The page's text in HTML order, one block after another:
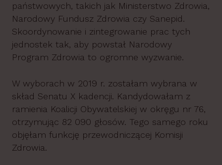
państwowych, takich jak Ministerstwo Zdrowia,
Narodowy Fundusz Zdrowia czy Sanepid.
Skoordynowanie i zintegrowanie prac tych
jednostek tak, aby powstał Narodowy
Program Zdrowia to ogromne wyzwanie.
W wyborach w 2019 r. zostałam wybrana w
skład Senatu X kadencji. Kandydowałam z
ramienia Koalicji Obywatelskiej w okręgu nr 76,
otrzymując 82 090 głosów. Tego samego roku
objęłam funkcję przewodniczącej Komisji
Zdrowia.